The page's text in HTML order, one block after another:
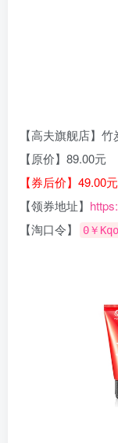
【高夫旗舰店】
【原价】89.00元
【券后价】49.00
【领券地址】
【淘口令】
0￥